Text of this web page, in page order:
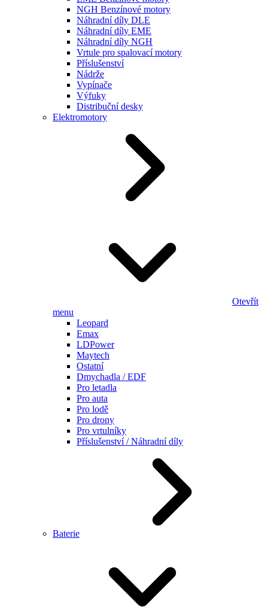
NGH Benzínové motory
Náhradní díly DLE
Náhradní díly EME
Náhradní díly NGH
Vrtule pro spalovací motory
Příslušenství
Nádrže
Vypínače
Výfuky
Distribuční desky
Elektromotory
Otevřít
menu
Leopard
Emax
LDPower
Maytech
Ostatní
Dmychadla / EDF
Pro letadla
Pro auta
Pro lodě
Pro drony
Pro vrtulníky
Příslušenství / Náhradní díly
Baterie